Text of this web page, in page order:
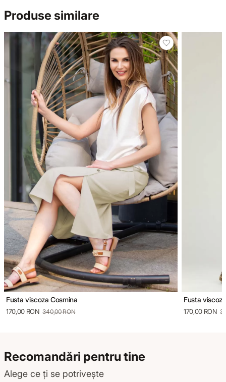
Produse similare
Fusta viscoza Cosmina
170,00 RON 340,00 RON
Fusta
170,00 RON
Recomandări pentru tine
Alege ce ți se potrivește